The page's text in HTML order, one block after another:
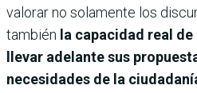
valorar no solamente los
también la capacidad real
llevar adelante sus
necesidades de la